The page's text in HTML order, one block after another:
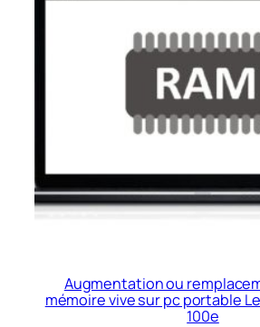
Augmentation ou
mémoire vive sur pc portable
100e